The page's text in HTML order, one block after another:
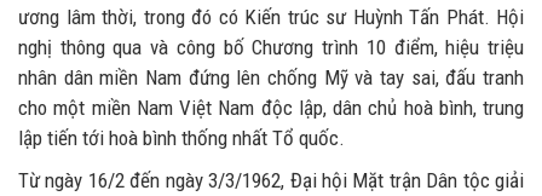
ương lâm thời, trong đó có Kiến trúc sư Huỳnh Tấn Phát. Hội
nghị thông qua và công bố Chương trình 10 điểm, hiệu triệu
nhân dân miền Nam đứng lên chống Mỹ và tay sai, đấu tranh
cho một miền Nam Việt Nam độc lập, dân chủ hoà bình, trung
lập tiến tới hoà bình thống nhất Tổ quốc.
Từ ngày 16/2 đến ngày 3/3/1962, Đại hội Mặt trận Dân tộc giải